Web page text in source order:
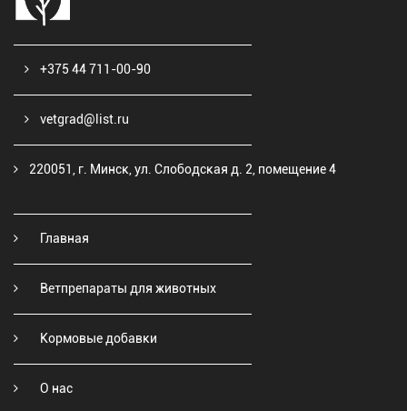
+375 44 711-00-90
vetgrad@list.ru
220051, г. Минск, ул. Слободская д. 2, помещение 4
Главная
Ветпрепараты для животных
Кормовые добавки
О нас